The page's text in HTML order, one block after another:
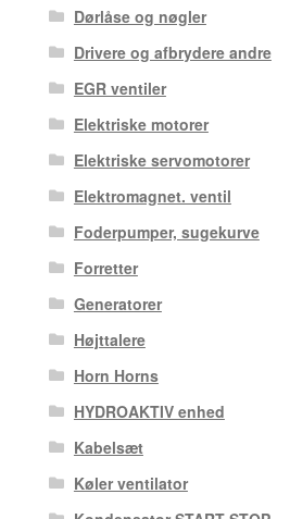
Dørlåse og nøgler
Drivere og afbrydere andre
EGR ventiler
Elektriske motorer
Elektriske servomotorer
Elektromagnet. ventil
Foderpumper, sugekurve
Forretter
Generatorer
Højttalere
Horn Horns
HYDROAKTIV enhed
Kabelsæt
Køler ventilator